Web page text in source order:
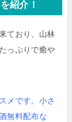
紹介！
ており、山林
っぷりで癒や
メです。小さ
無料配布な